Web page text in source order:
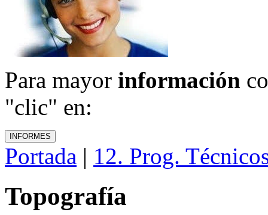
Para mayor información
"clic" en:
Portada | 12. Prog.
Topografía